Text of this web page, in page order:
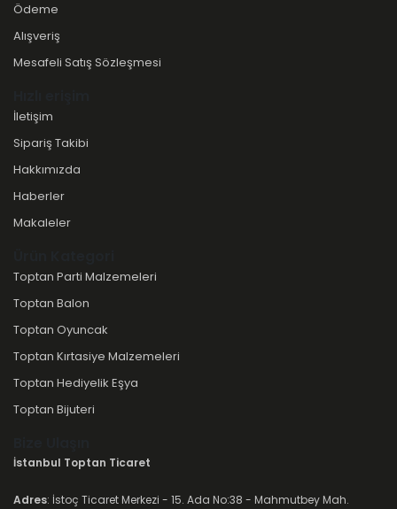
Ödeme
Alışveriş
Mesafeli Satış Sözleşmesi
İletişim
Sipariş Takibi
Hakkımızda
Haberler
Makaleler
Toptan Parti Malzemeleri
Toptan Balon
Toptan Oyuncak
Toptan Kırtasiye Malzemeleri
Toptan Hediyelik Eşya
Toptan Bijuteri
İstanbul Toptan Ticaret
Adres: İstoç Ticaret Merkezi - 15. Ada No:38 - Mahmutbey Mah.